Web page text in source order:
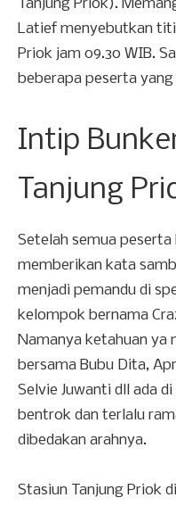
Tanjung Priok).
Latief menyebutkan
Priok jam 09.30 WIB.
beberapa peserta yang
Intip
Tanjung
Setelah semua
memberikan kata
menjadi pemandu di
kelompok bernama
Namanya ketahuan ya
bersama Bubu Dita,
Selvie Juwanti dll ada
bentrok dan terlalu
dibedakan arahnya.
Stasiun Tanjung Priok